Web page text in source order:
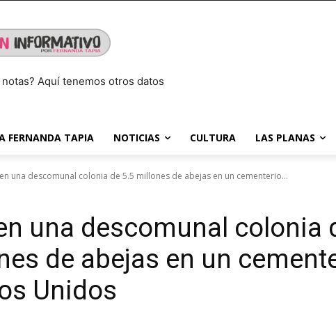
Aquí tenemos otros datos
FERNANDA TAPIA NOTICIAS CULTURA LAS PLANAS
una descomunal colonia de 5.5 millones de abejas en un cementerio...
una descomunal colonia
de abejas en un
Unidos